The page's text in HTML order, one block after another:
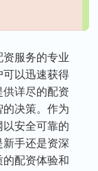
服务的专业
以迅速获得
详尽的配资
决策。作为
安全可靠的
手还是资深
配资体验和